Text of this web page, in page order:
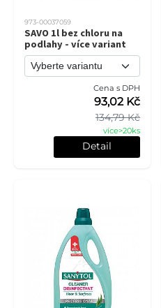
973-00037059
SAVO 1l bez chloru na
podlahy - více variant
Cena s DPH
134,79 Kč
93,02 Kč
více>20ks
Detail